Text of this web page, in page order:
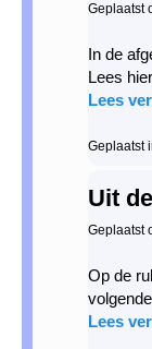
Geplaatst
In de
Lees
Lees
Geplaatst
Uit
Geplaatst
Op de
Lees